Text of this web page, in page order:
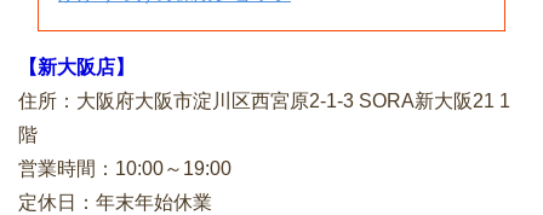
【新大阪店】
住所：大阪府大阪市淀川区西宮原2-1-3 SORA新大阪21 1
階
営業時間：10:00～19:00
定休日：年末年始休業